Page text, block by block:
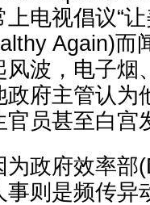
电视倡议“
Again)而
波，电子烟
府主管认为
员甚至白宫
政府效率部
事则是频传异